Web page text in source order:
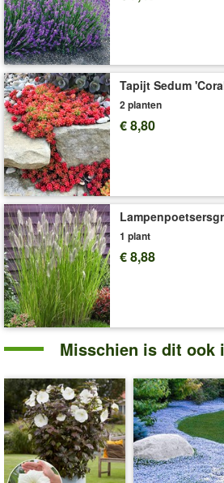
Voor extra rijke bloei en krachtige groei
wijSUBSTRAL® langwerkende
planten (art.nr.8827
Art.nr.:1368
Levering omvat:9x9 cm-pot
'Hibiscus'
Plant- en Verzorgingstips
Tapijt Sedum
2 planten
€ 8,80
1 plant
€ 8,88
Misschien is dit ook